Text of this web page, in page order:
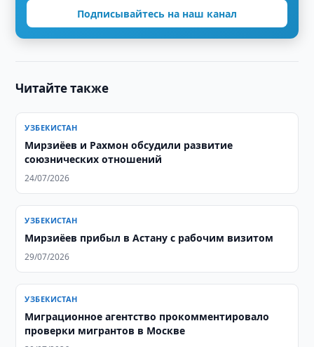
Подписывайтесь на наш канал
Читайте также
УЗБЕКИСТАН
Мирзиёев и Рахмон обсудили развитие
союзнических отношений
24/07/2026
УЗБЕКИСТАН
Мирзиёев прибыл в Астану с рабочим визитом
29/07/2026
УЗБЕКИСТАН
Миграционное агентство прокомментировало
проверки мигрантов в Москве